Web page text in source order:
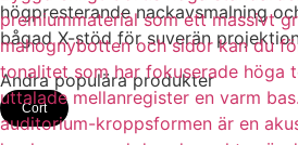
högpresterande nackavsmalning
bågad X-stöd för suverän
Andra populära produkter
Cort